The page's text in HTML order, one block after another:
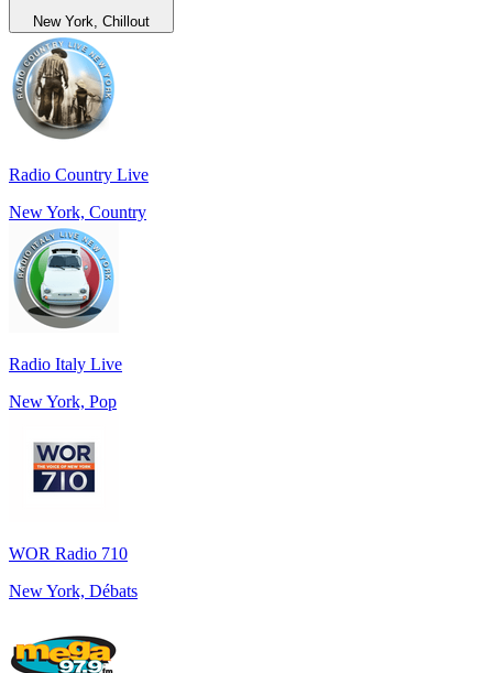
New York, Chillout
Radio Country Live
New York, Country
Radio Italy Live
New York, Pop
WOR Radio 710
New York, Débats